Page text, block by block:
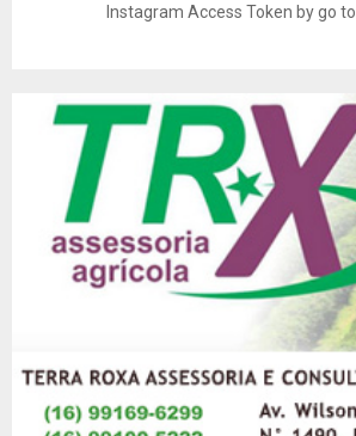
Instagram Access Token by go to